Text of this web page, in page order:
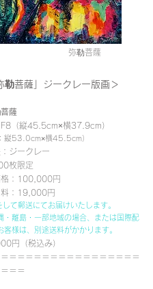
​弥勒菩薩
勒菩薩」ジークレー版画＞
薩
F8（縦45.5cm×横37.9cm）
縦53.0cm×横45.5cm）
ジークレー
枚限定
格：100,000円
：19,000円
て郵送にてお届けいたします。
・離島・一部地域の場合、または国際配
客様は、別途送料がかかります。
円（税込み）
＝＝＝＝＝＝＝＝＝＝＝＝＝＝＝＝
＝＝